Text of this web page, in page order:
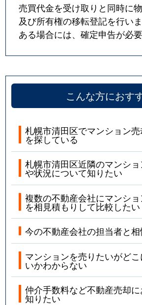
売買代金を受け取りと同時に
及び所有権の移転登記を行い
ある場合には、確定申告が必要
こんな方におす
札幌市清田区でマンション
を探している
札幌市清田区近隣のマンシ
や状況について知りたい
複数の不動産会社にマンシ
を相見積もりして比較したい
今の不動産会社の担当者と
マンションを売りたいがど
いかわからない
仲介手数料など不動産売却
知りたい